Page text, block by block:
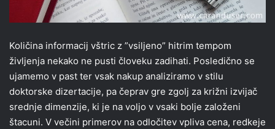
Količina informacij vštric z ”vsiljeno” hitrim tempom
življenja nekako ne pusti človeku zadihati. Posledično se
ujamemo v past ter vsak nakup analiziramo v stilu
doktorske dizertacije, pa čeprav gre zgolj za križni izvijač
srednje dimenzije, ki je na voljo v vsaki bolje založeni
štacuni. V večini primerov na odločitev vpliva cena, redkeje